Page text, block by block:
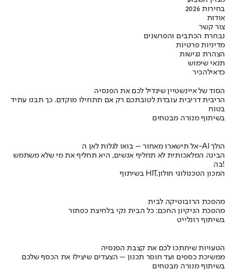
בחירות 2026
אודות
צור קשר
נבחרת הכתבים והפרשנים
מדיניות פרטיות
הצהרת נגישות
תנאי שימוש
כדאילהכיר
הסוד של איינשטיין שיגדיל לכם את הפנסיה
הריבית דריבית עובדת לטובתכם רק אם תתחילו מוקדם. כך תבנו עתיד
בטוח
בשיתוף מנורה מבטחים
אל תישארו מאחור – בואו לגלות לאן ה-AI הולך
הבינה המלאכותית לא תחליף אנשים, היא תחליף את מי שלא משתמש
בה!
בשיתוף HIT,המכון הטכנולוגי חולון
מהפכת הרובוטיקה לבית
מהפכת הניקיון החכם: כל הבית נקי בלחיצת כפתור
בשיתוף רונלייט
הטעויות שיחתכו לכם את קצבת הפנסיה
ממשיכת כספים ועד חוסר תכנון – הצעדים שיצילו את הכסף שלכם
בשיתוף מנורה מבטחים